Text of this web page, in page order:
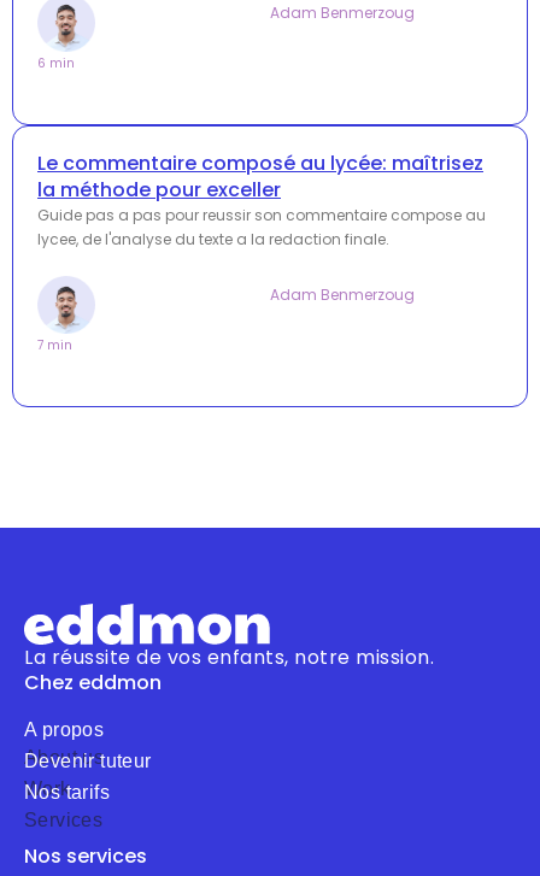
Adam Benmerzoug
6 min
Le commentaire composé au lycée: maîtrisez
la méthode pour exceller
Guide pas a pas pour reussir son commentaire compose au
lycee, de l'analyse du texte a la redaction finale.
Adam Benmerzoug
7 min
La réussite de vos enfants, notre mission.
Chez eddmon
A propos
About us
Devenir tuteur
Work
Nos tarifs
Services
Nos services